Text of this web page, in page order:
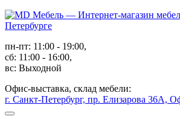
пн-пт: 11:00 - 19:00,
сб: 11:00 - 16:00,
вс: Выходной
Офис-выставка, склад мебели:
г. Санкт-Петербург, пр. Елизарова 36А,